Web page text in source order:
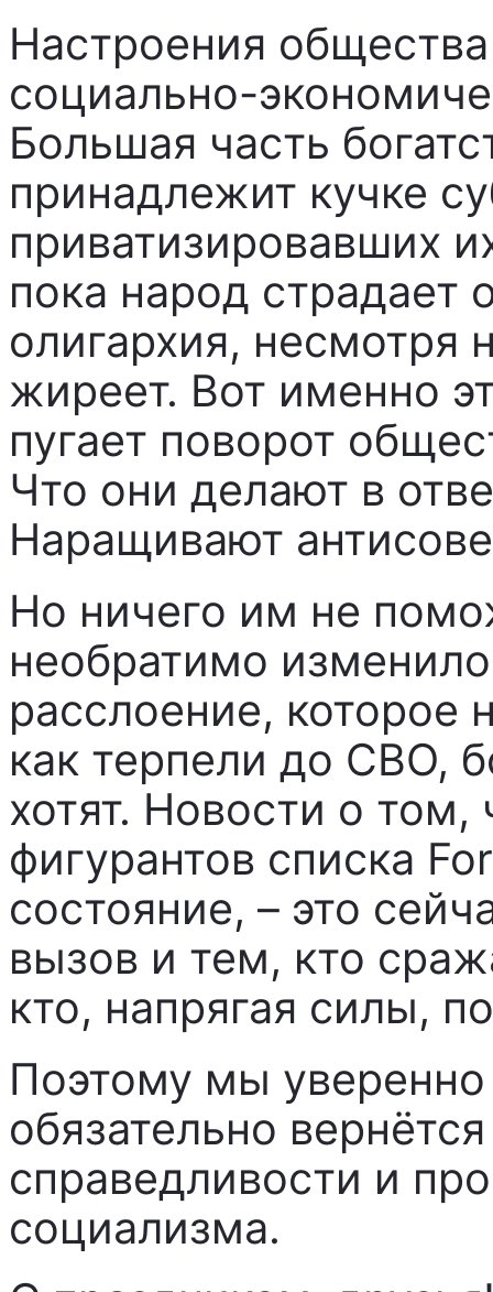
Настроения
социально-
Большая часть
принадлежит кучке
приватизировавших
пока народ страдает
олигархия, несмотря
жиреет. Вот именно
пугает поворот
Что они делают в
Наращивают
Но ничего им не
необратимо
расслоение,
как терпели до СВО,
хотят. Новости о том,
фигурантов списка
состояние, – это
вызов и тем, кто
кто, напрягая силы,
Поэтому мы
обязательно
справедливости и
социализма.